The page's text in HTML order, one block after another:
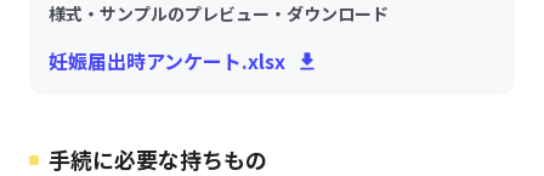
様式・サンプルのプレビュー・ダウンロード
妊娠届出時アンケート.xlsx
手続に必要な持ちもの